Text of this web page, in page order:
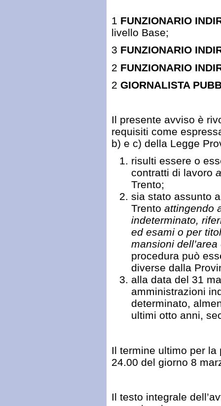
1 FUNZIONARIO
livello Base;
3 FUNZIONARIO
2 FUNZIONARIO
2 GIORNALISTA
Il presente avviso è
requisiti come
b) e c) della Legge
risulti essere o
contratti di lavoro
Trento;
sia stato assunto
Trento attingendo
indeterminato,
ed esami o per
mansioni
procedura può
diverse dalla
alla data del 31
amministrazioni
determinato,
ultimi otto anni,
Il termine ultimo per
24.00 del giorno 8
Il testo integrale